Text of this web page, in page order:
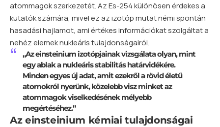
atommagok szerkezetét. Az Es-254 különösen érdekes a
kutatók számára, mivel ez az izotóp mutat némi spontán
hasadási hajlamot, ami értékes információkat szolgáltat a
nehéz elemek nukleáris tulajdonságairól.
„Az einsteinium izotópjainak vizsgálata olyan, mint
egy ablak a nukleáris stabilitás határvidékére.
Minden egyes új adat, amit ezekről a rövid életű
atomokról nyerünk, közelebb visz minket az
atommagok viselkedésének mélyebb
megértéséhez.”
Az einsteinium kémiai tulajdonságai